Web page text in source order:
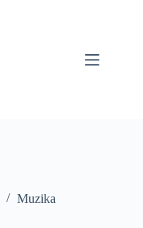
Muzika